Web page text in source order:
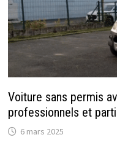
Voiture sans permis
professionnels et
6 mars 2025